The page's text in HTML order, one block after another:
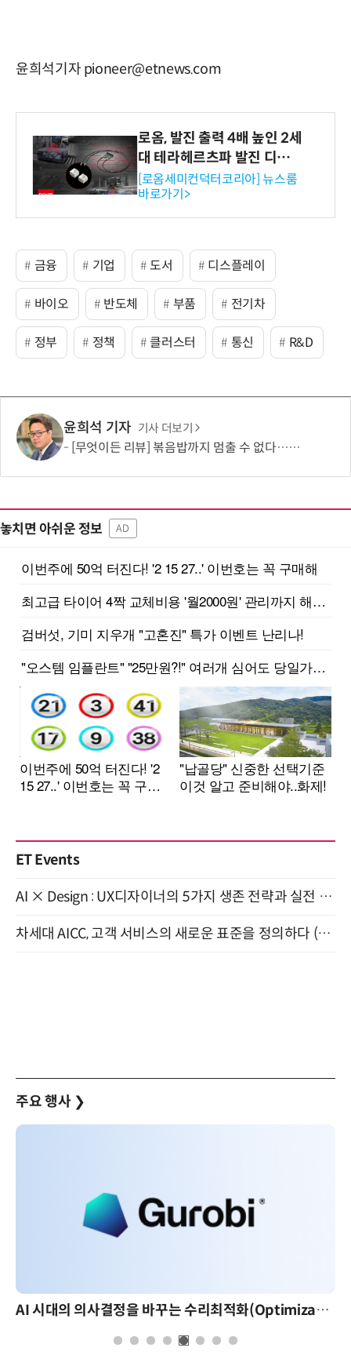
윤희석기자 pioneer@etnews.com
로옴, 발진 출력 4배 높인 2세
대 테라헤르츠파 발진 디바이
스 개발
[로옴세미컨덕터코리아] 뉴스룸
바로가기>
금융 기업 도서 디스플레이
바이오 반도체 부품 전기차
정부 정책 클러스터 통신 R&D
윤희석 기자 기사 더보기
[무엇이든 리뷰] 볶음밥까지 멈출 수 없다…하림 '별미요리 닭갈비' 한 끼 실험
놓치면 아쉬운 정보 AD
ET Events
AI × Design : UX디자이너의 5가지 생존 전략과 실전 대응 8월 28일 개최
차세대 AICC, 고객 서비스의 새로운 표준을 정의하다 (9/9)
주요 행사 ❯
AI 시대의 의사결정을 바꾸는 수리최적화(Optimization): 실제 산업 적용 사례와 활용 전략